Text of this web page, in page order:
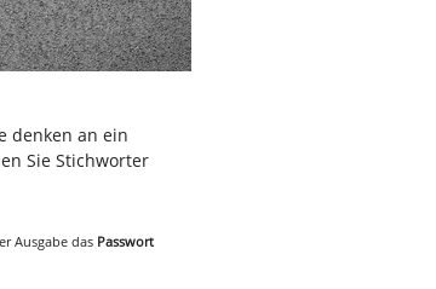
denken an ein
Sie Stichworter
Ausgabe das Passwort